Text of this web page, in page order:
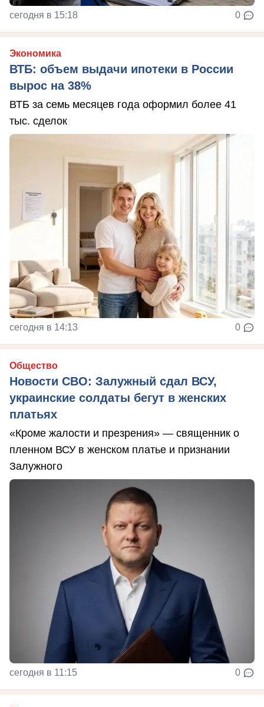
сегодня в 15:18 0
Экономика
ВТБ: объем выдачи ипотеки в России
вырос на 38%
ВТБ за семь месяцев года оформил более 41
тыс. сделок
сегодня в 14:13 0
Общество
Новости СВО: Залужный сдал ВСУ,
украинские солдаты бегут в женских
платьях
«Кроме жалости и презрения» — священник о
пленном ВСУ в женском платье и признании
Залужного
сегодня в 11:15 0